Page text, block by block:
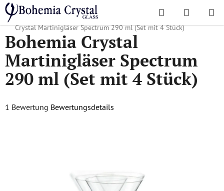
Zum
Inhalt
springen
Suchen
Startseite
/ Lieblingskollektionen / Rainbow, Crazy, Islands
Bohemia
Crystal Martinigläser Spectrum 290 ml (Set mit 4 Stück)
Bohemia Crystal
Martinigläser Spectrum
290 ml (Set mit 4 Stück)
Die
1 Bewertung Bewertungsdetails